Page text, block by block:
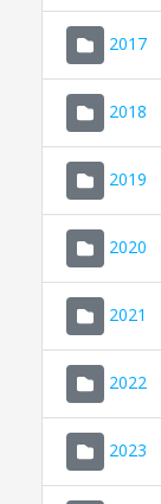
2017
2018
2019
2020
2021
2022
2023